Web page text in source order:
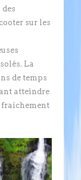
sur les
La
de temps
atteindre
fraichement